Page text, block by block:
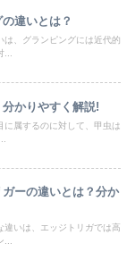
違いとは？
は、グランピングには近代的
かりやすく解説!
に属するのに対して、甲虫は
ーの違いとは？分か
違いは、エッジトリガでは高